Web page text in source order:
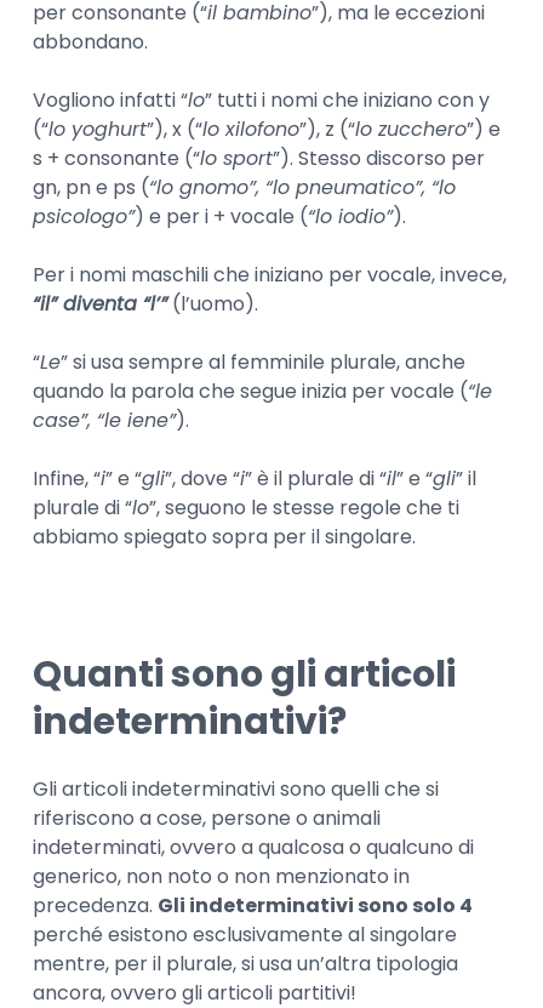
per consonante (“il bambino”), ma le eccezioni
abbondano.
Vogliono infatti “lo” tutti i nomi che iniziano con y
(“lo yoghurt”), x (“lo xilofono”), z (“lo zucchero”) e
s + consonante (“lo sport”). Stesso discorso per
gn, pn e ps (“lo gnomo”, “lo pneumatico”, “lo
psicologo”) e per i + vocale (“lo iodio”).
Per i nomi maschili che iniziano per vocale, invece,
“il” diventa “l’”(l’uomo).
“Le” si usa sempre al femminile plurale, anche
quando la parola che segue inizia per vocale (“le
case”, “le iene”).
Infine, “i” e “gli”, dove “i” è il plurale di “il” e “gli” il
plurale di “lo”, seguono le stesse regole che ti
abbiamo spiegato sopra per il singolare.
Quanti sono gli articoli
indeterminativi?
Gli articoli indeterminativi sono quelli che si
riferiscono a cose, persone o animali
indeterminati, ovvero a qualcosa o qualcuno di
generico, non noto o non menzionato in
precedenza. Gli indeterminativi sono solo 4
perché esistono esclusivamente al singolare
mentre, per il plurale, si usa un’altra tipologia
ancora, ovvero gli articoli partitivi!